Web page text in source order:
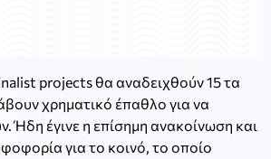
projects θα αναδειχθούν 15 τα
χρηματικό έπαθλο για να
Ήδη έγινε η επίσημη ανακοίνωση και
για το κοινό, το οποίο